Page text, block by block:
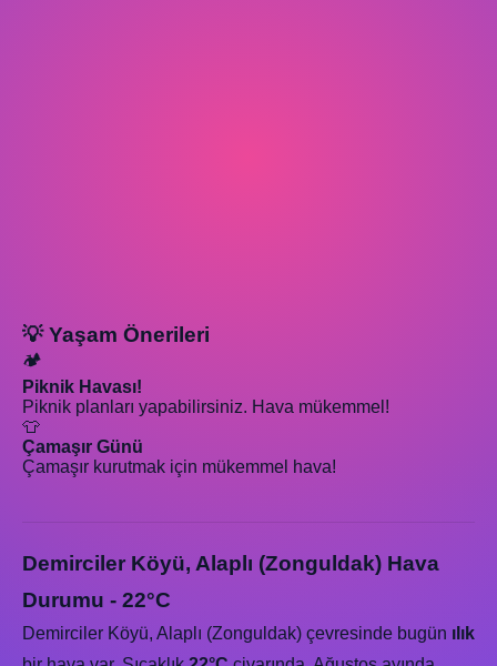
💡 Yaşam Önerileri
🏕️
Piknik Havası!
Piknik planları yapabilirsiniz. Hava mükemmel!
👕
Çamaşır Günü
Çamaşır kurutmak için mükemmel hava!
Demirciler Köyü, Alaplı (Zonguldak) Hava
Durumu - 22°C
Demirciler Köyü, Alaplı (Zonguldak) çevresinde bugün ılık